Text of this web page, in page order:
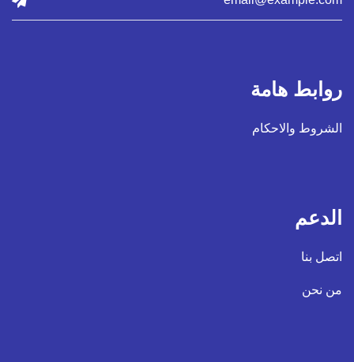
روابط هامة
الشروط والاحكام
الدعم
اتصل بنا
من نحن